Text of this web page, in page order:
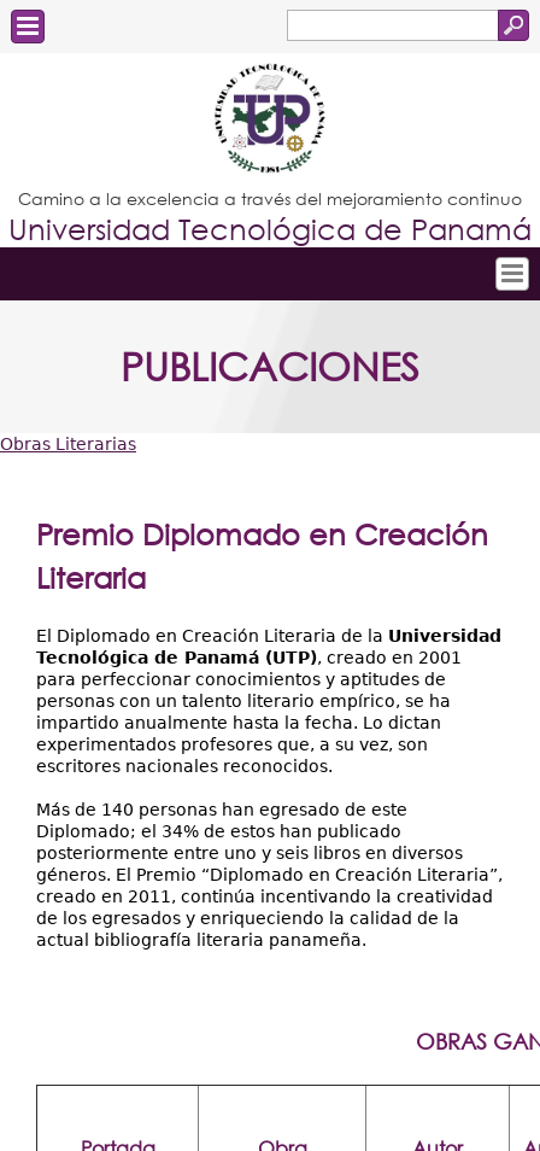
de
búsqueda
Estudiantes
Docentes
Administrativos
Graduados
Camino a la excelencia a través del mejoramiento continuo
Universidad Tecnológica de Panamá
Conoce la UTP
Extensión
Centros Regionales
Servicios
Internacional
Transparencia
PUBLICACIONES
está
aquí
Obras Literarias
Premio Diplomado en Creación
Literaria
El Diplomado en Creación Literaria de la Universidad
Tecnológica de Panamá (UTP), creado en 2001
para perfeccionar conocimientos y aptitudes de
personas con un talento literario empírico, se ha
impartido anualmente hasta la fecha. Lo dictan
experimentados profesores que, a su vez, son
escritores nacionales reconocidos.
Más de 140 personas han egresado de este
Diplomado; el 34% de estos han publicado
posteriormente entre uno y seis libros en diversos
géneros. El Premio “Diplomado en Creación Literaria”,
creado en 2011, continúa incentivando la creatividad
de los egresados y enriqueciendo la calidad de la
actual bibliografía literaria panameña.
OBRAS